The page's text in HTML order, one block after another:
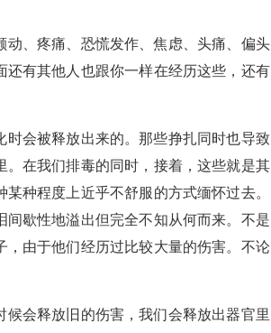
、疼痛、恐慌发作、焦虑、头痛、偏头
有其他人也跟你一样在经历这些，还有
会被释放出来的。那些挣扎同时也导致
在我们排毒的同时，接着，这些就是其
种程度上近乎不舒服的方式缅怀过去。
歇性地溢出但完全不知从何而来。不是
由于他们经历过比较大量的伤害。不论
会释放旧的伤害，我们会释放出器官里